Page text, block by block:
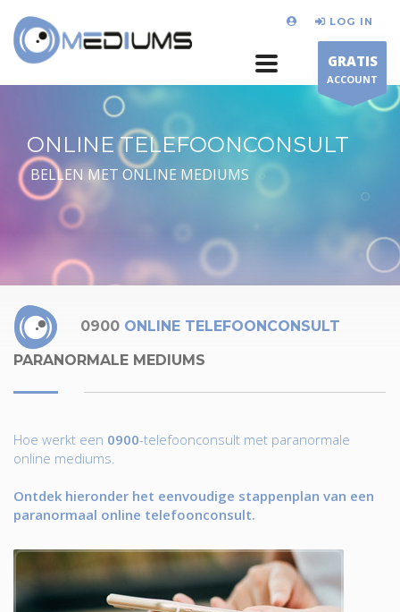
LOG IN
GRATIS
ACCOUNT
ONLINE TELEFOONCONSULT
BELLEN MET ONLINE MEDIUMS
0900 ONLINE TELEFOONCONSULT
PARANORMALE MEDIUMS
Hoe werkt een 0900-telefoonconsult met paranormale
online mediums.
Ontdek hieronder het eenvoudige stappenplan van een
paranormaal online telefoonconsult.